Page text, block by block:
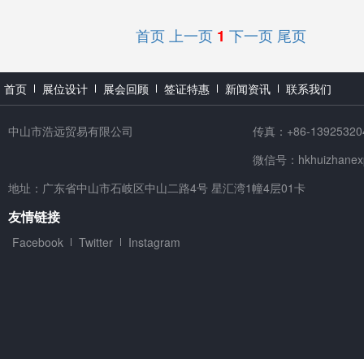
首页 上一页 1 下一页 尾页
首页 展位设计 展会回顾 签证特惠 新闻资讯 联系我们
中山市浩远贸易有限公司
传真：+86-
微信号：
地址：广东省中山市石岐区中山二路4号 星汇湾1幢4层01卡
友情链接
Facebook Twitter Instagram